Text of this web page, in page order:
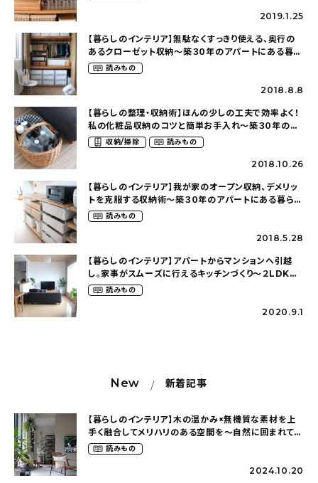
2019.1.25
【暮らしのインテリア】無駄なくすっきり使える、奥行の
あるクローゼット収納〜築３０年のアパートにある暮ら
し（mari_ppe_さん）
読みもの
2018.8.8
【暮らしの整理・収納術】ほんの少しの工夫で効率よく！
私の化粧品収納のコツと簡単お手入れ〜築３０年のア
パートにある暮らし（mari_ppe_さん）
収納/掃除 読みもの
2018.10.26
【暮らしのインテリア】我が家のオープン収納、デメリッ
トを克服する収納術〜築３０年のアパートにある暮らし
（mari_ppe_さん）
読みもの
2018.5.28
【暮らしのインテリア】アパートからマンションへ引越
し。家事がスムーズに行えるキッチンづくり〜２LDKの
賃貸暮らし（mari_ppe_さん）
読みもの
2020.9.1
New 新着記事
【暮らしのインテリア】木の温かみ×無機質な素材を上
手く融合してメリハリのある空間を〜自然に囲まれて暮
らす（ki_no_ieさん）
読みもの
2024.10.20